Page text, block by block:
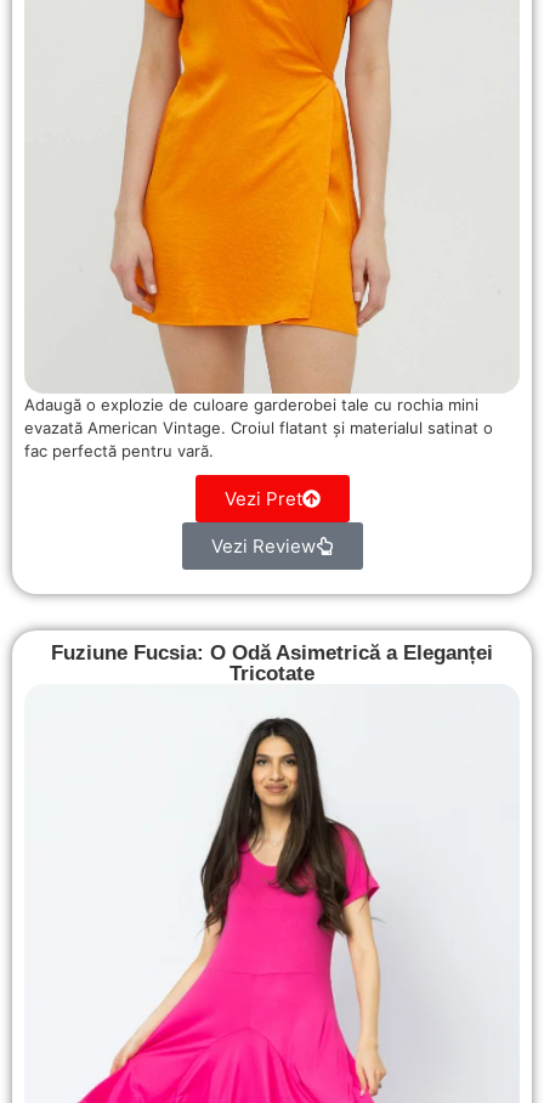
Adaugă o explozie de culoare garderobei tale cu rochia mini
evazată American Vintage. Croiul flatant și materialul satinat o
fac perfectă pentru vară.
Vezi Pret
Vezi Review
Fuziune Fucsia: O Odă Asimetrică a Eleganței
Tricotate